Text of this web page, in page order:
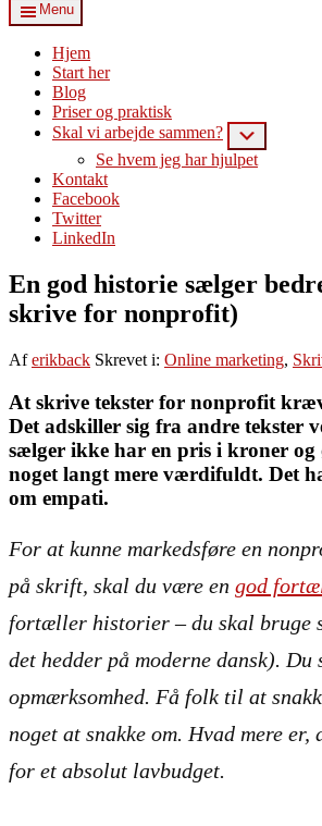
Menu
Hjem
Start her
Blog
Priser og praktisk
Skal vi arbejde sammen?
Se hvem jeg har hjulpet
Kontakt
Facebook
Twitter
LinkedIn
En god historie sælger
skrive for nonprofit)
Aferikback Skrevet i: Online marketing,
At skrive tekster for nonprofit
Det adskiller sig fra andre tekster
sælger ikke har en pris i kroner og
noget langt mere værdifuldt. Det
om empati.
For at kunne markedsføre en
på skrift, skal du være en god
fortæller historier – du skal bruge
det hedder på moderne dansk). Du
opmærksomhed. Få folk til at
noget at snakke om. Hvad mere er,
for et absolut lavbudget.